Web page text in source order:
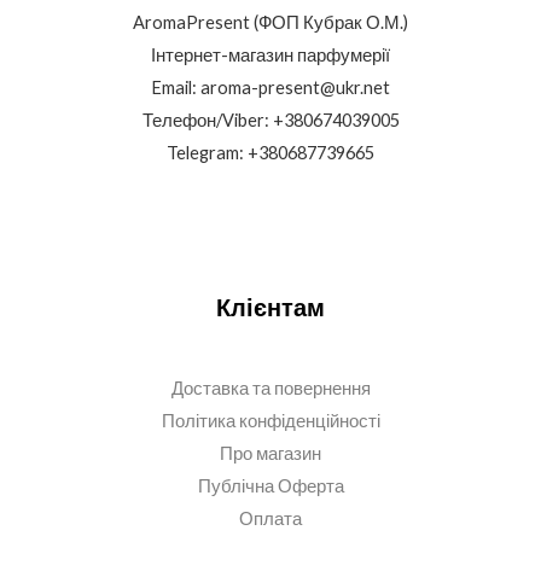
AromaPresent (ФОП Кубрак О.М.)
Інтернет-магазин парфумерії
Email: aroma-present@ukr.net
Телефон/Viber: +380674039005
Telegram: +380687739665
Клієнтам
Доставка та повернення
Політика конфіденційності
Про магазин
Публічна Оферта
Оплата